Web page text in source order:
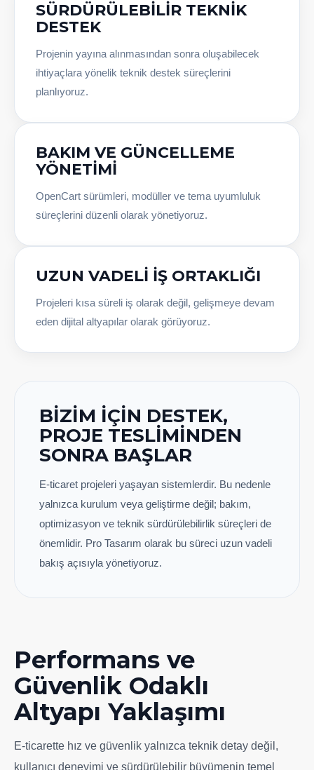
SÜRDÜRÜLEBILIR TEKNIK
DESTEK
Projenin yayına alınmasından sonra oluşabilecek
ihtiyaçlara yönelik teknik destek süreçlerini
planlıyoruz.
BAKIM VE GÜNCELLEME
YÖNETIMI
OpenCart sürümleri, modüller ve tema uyumluluk
süreçlerini düzenli olarak yönetiyoruz.
UZUN VADELI İŞ ORTAKLIĞI
Projeleri kısa süreli iş olarak değil, gelişmeye devam
eden dijital altyapılar olarak görüyoruz.
BIZIM İÇIN DESTEK,
PROJE TESLIMINDEN
SONRA BAŞLAR
E-ticaret projeleri yaşayan sistemlerdir. Bu nedenle
yalnızca kurulum veya geliştirme değil; bakım,
optimizasyon ve teknik sürdürülebilirlik süreçleri de
önemlidir. Pro Tasarım olarak bu süreci uzun vadeli
bakış açısıyla yönetiyoruz.
Performans ve
Güvenlik Odaklı
Altyapı Yaklaşımı
E-ticarette hız ve güvenlik yalnızca teknik detay değil,
kullanıcı deneyimi ve sürdürülebilir büyümenin temel